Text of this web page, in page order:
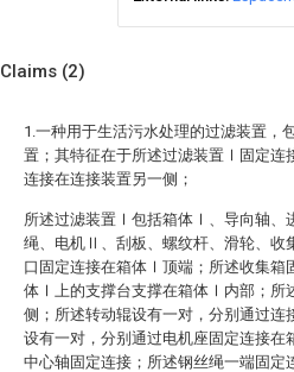
Claims (2)
1.一种用于生活污水处理的过滤装置
置；其特征在于所述过滤装置Ⅰ固定连
连接在连接装置另一侧；
所述过滤装置Ⅰ包括箱体Ⅰ、导向轴、
绳、电机Ⅱ、刮板、螺纹杆、滑轮、
口固定连接在箱体Ⅰ顶端；所述收集
体Ⅰ上的支撑台支撑在箱体Ⅰ内部；所
侧；所述转动辊设有一对，分别通过
设有一对，分别通过电机座固定连接
中心轴固定连接；所述钢丝绳一端固